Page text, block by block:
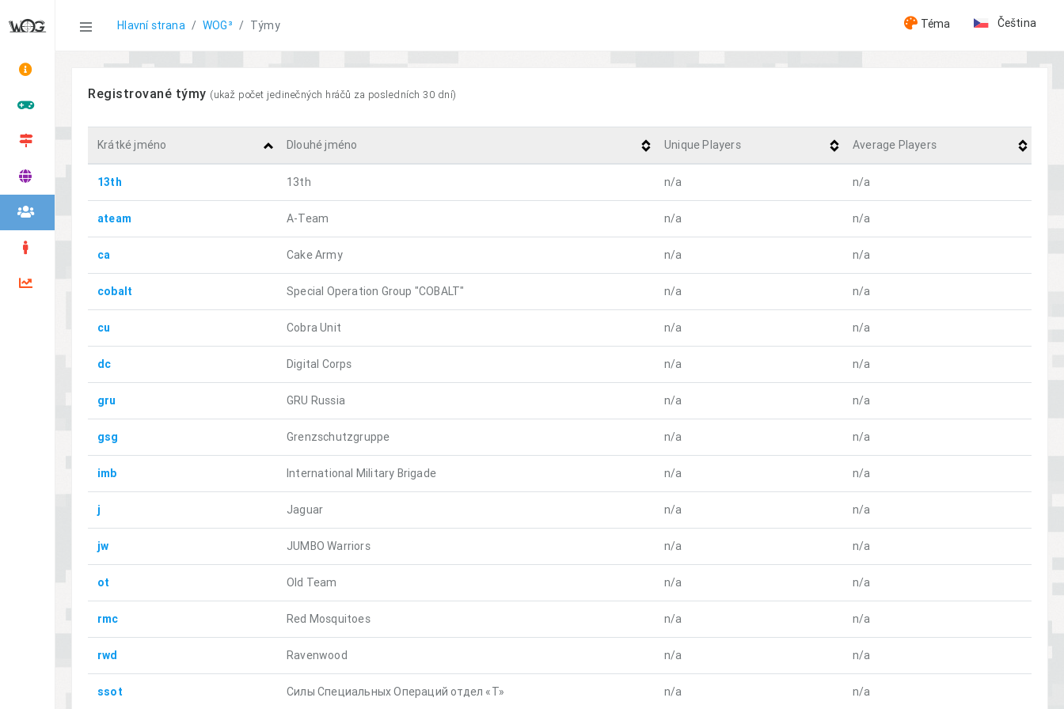
StatisticsHlavní strana WOG³ Týmy Téma Čeština
Registrované týmy (ukaž počet jedinečných hráčů za posledních 30 dní)
Krátké jméno Dlouhé jméno Unique Players Average Players
13th 13th n/a n/a
ateam A-Team n/a n/a
ca Cake Army n/a n/a
cobalt Special Operation Group "COBALT" n/a n/a
cu Cobra Unit n/a n/a
dc Digital Corps n/a n/a
gru GRU Russia n/a n/a
gsg Grenzschutzgruppe n/a n/a
imb International Military Brigade n/a n/a
j Jaguar n/a n/a
jw JUMBO Warriors n/a n/a
ot Old Team n/a n/a
rmc Red Mosquitoes n/a n/a
rwd Ravenwood n/a n/a
ssot Силы Специальных Операций отдел «Т» n/a n/a